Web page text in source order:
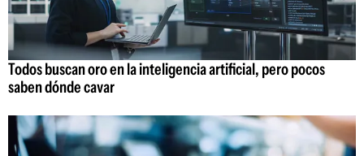
Todos buscan oro en la inteligencia artificial, pero pocos
saben dónde cavar